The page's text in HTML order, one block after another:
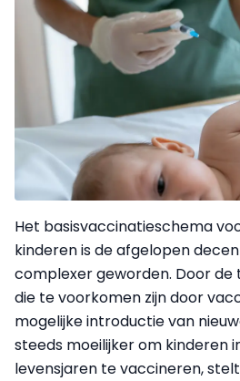
Het basisvaccinatieschema
kinderen is de afgelopen
complexer geworden. Door
die te voorkomen zijn door
mogelijke introductie van
steeds moeilijker om kinderen
levensjaren te vaccineren,